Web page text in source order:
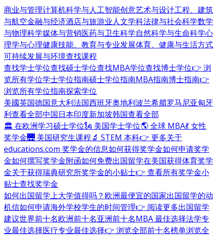
商业与管理计算机科学与人工智能创意艺术与设计工程、建筑
与航空金融与经济酒店与旅游业人文学科法律与社会科学数学
与物理科学媒体与营销医药与卫生科学自然科学与生命科学心
理学与心理健康技能、教育与专业发展体育、健康与生活方式
可持续发展与环境查找课程
查找学士学位查找硕士学位查找MBA学位查找博士学位👉 浏
览所有学位学士学位指南硕士学位指南MBA指南博士指南👉
浏览所有学位指南探索学位
美國英国德国意大利法国西班牙奥地利波兰希腊罗马尼亚匈牙
利查看全部中国日本印度新加坡韩国查看全部
🏛 在欧洲学习硕士学位🗽 美国学士学位🌎 全球 MBA💃 女性
奖学金🌉 美国研究生课程🔬 STEM 本科👉 更多关于
educations.com 奖学金的信息如何获得奖学金如何申请奖学
金如何撰写奖学金附函如何免费出国留学在美国获得体育奖学
金关于获得瑞典研究所奖学金的小贴士👉 查看所有奖学金小
贴士查找奖学金
如何出国留学上大学值得吗？ 欧洲最便宜的国家出国留学的动
机信如何申请海外学校学生的时间管理👉 阅读更多出国留学
建议世界前十名欧洲前十名亚洲前十名MBA 最佳选择法学专
业最佳选择医疗专业最佳选择👉 浏览全部前十名榜单浏览全